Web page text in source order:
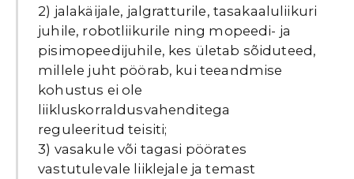
2) jalakäijale, jalgratturile, tasakaaluliikuri
juhile, robotliikurile ning mopeedi- ja
pisimopeedijuhile, kes ületab sõiduteed,
millele juht pöörab, kui teeandmise
kohustus ei ole
liikluskorraldusvahenditega
reguleeritud teisiti;
3) vasakule või tagasi pöörates
vastutulevale liiklejale ja temast